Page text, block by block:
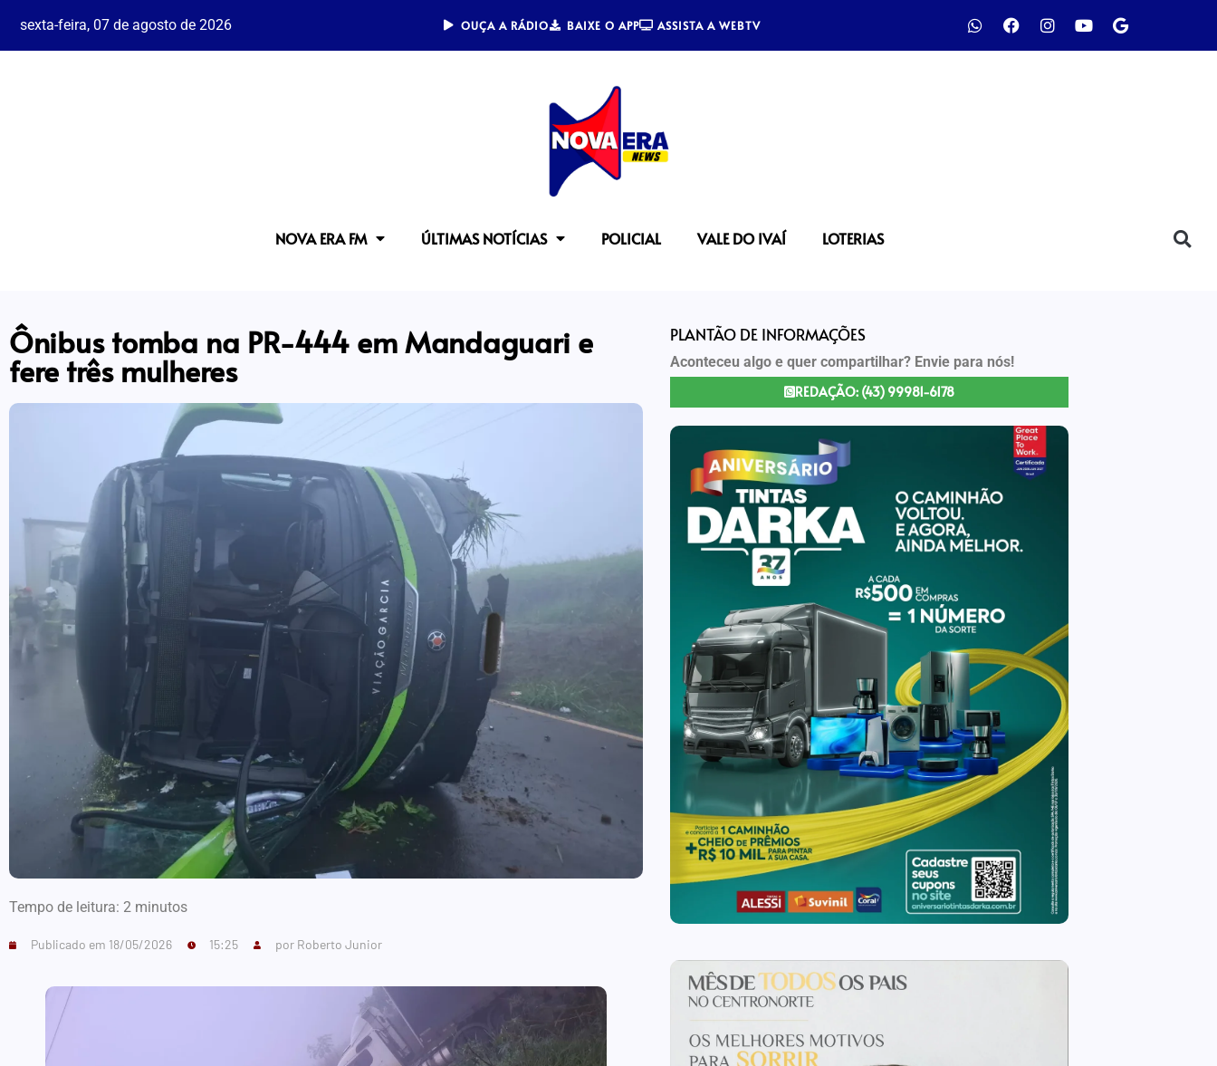
sexta-feira, 07 de agosto de 2026 OUÇA A RÁDIO BAIXE O APP ASSISTA A WEBTV
NOVA ERA FM ÚLTIMAS NOTÍCIAS POLICIAL VALE DO IVAÍ LOTERIAS
Ônibus tomba na PR-444 em Mandaguari e
fere três mulheres
Tempo de leitura: 2 minutos
Publicado em 18/05/2026 15:25 por Roberto Junior
PLANTÃO DE INFORMAÇÕES
Aconteceu algo e quer compartilhar? Envie para nós!
REDAÇÃO: (43) 99981-6178